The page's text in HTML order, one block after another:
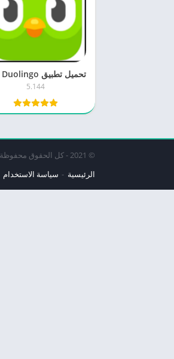
5.144
© 2021 - كل الحقوق محفوظة -
الرئيسية
سياسة الاستخدام